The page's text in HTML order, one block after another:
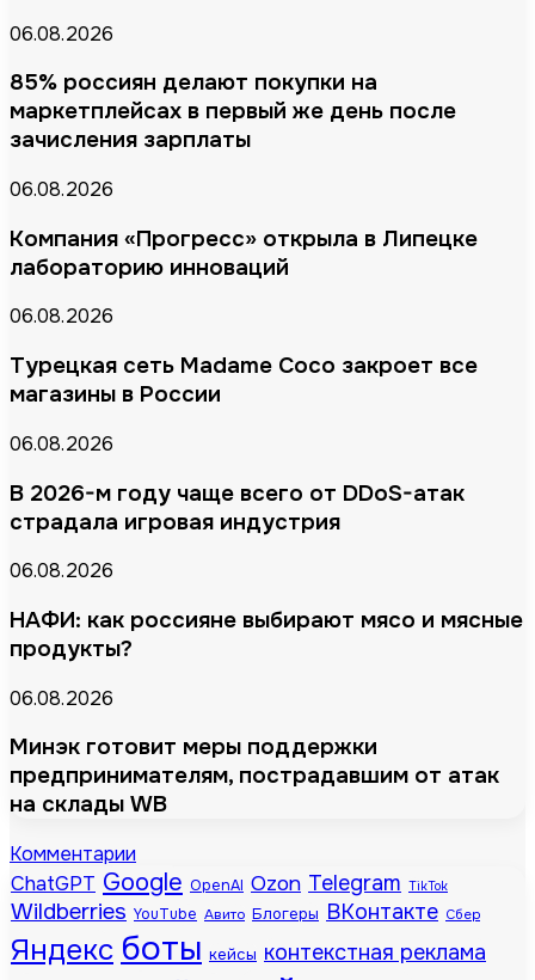
06.08.2026
85% россиян делают покупки на
маркетплейсах в первый же день после
зачисления зарплаты
06.08.2026
Компания «Прогресс» открыла в Липецке
лабораторию инноваций
06.08.2026
Турецкая сеть Madame Coco закроет все
магазины в России
06.08.2026
В 2026-м году чаще всего от DDoS-атак
страдала игровая индустрия
06.08.2026
НАФИ: как россияне выбирают мясо и мясные
продукты?
06.08.2026
Минэк готовит меры поддержки
предпринимателям, пострадавшим от атак
на склады WB
Комментарии
ChatGPT Google OpenAI Ozon Telegram TikTok
Wildberries YouTube Авито Блогеры ВКонтакте Сбер
Яндекс боты кейсы контекстная реклама